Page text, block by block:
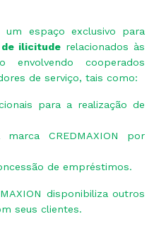
um espaço exclusivo para
de ilicitude relacionados às
envolvendo cooperados
de serviço, tais como:
para a realização de
CREDMAXION por
de empréstimos.
disponibiliza outros
seus clientes.